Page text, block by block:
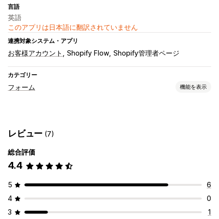
言語
英語
このアプリは日本語に翻訳されていません
連携対象システム・アプリ
お客様アカウント Shopify Flow Shopify管理者ページ
カテゴリー
フォーム 機能を表示
カスタムフィールド
レビュー (7)
総合評価
4.4
5
6
4
0
3
1